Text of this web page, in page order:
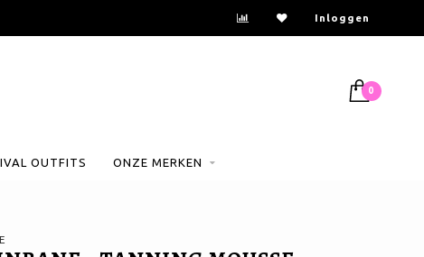
Inloggen
0
OUTFITS ONZE MERKEN